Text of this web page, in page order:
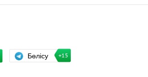
Бөлісу +15